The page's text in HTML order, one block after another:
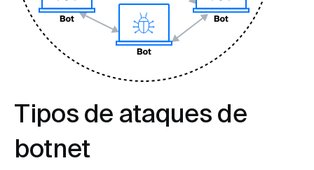
Tipos de ataques de
botnet